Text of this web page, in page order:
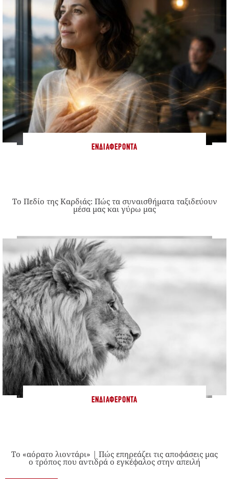
ΕΝΔΙΑΦΈΡΟΝΤΑ
Το Πεδίο της Καρδιάς: Πώς τα συναισθήματα ταξιδεύουν
μέσα μας και γύρω μας
ΕΝΔΙΑΦΈΡΟΝΤΑ
Το «αόρατο λιοντάρι» | Πώς επηρεάζει τις αποφάσεις μας
ο τρόπος που αντιδρά ο εγκέφαλος στην απειλή